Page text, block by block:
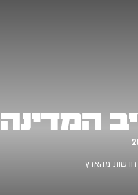
המדינה
חדשות מהארץ